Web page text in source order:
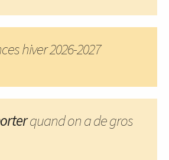
hiver 2026-2027
quand on a de gros